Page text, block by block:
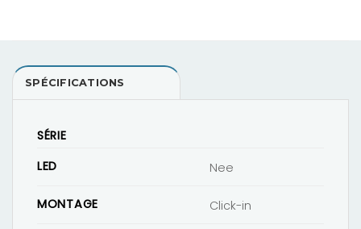
SPÉCIFICATIONS
SÉRIE
LED
Nee
MONTAGE Click-in